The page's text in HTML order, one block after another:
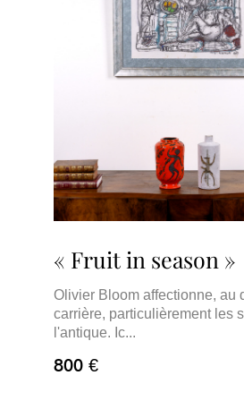
« Fruit in season »
Olivier Bloom affectionne, au
carrière, particulièrement les
l'antique. Ic...
800 €